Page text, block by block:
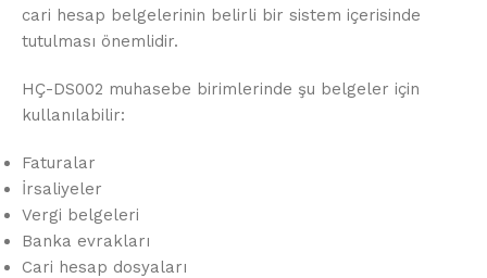
cari hesap belgelerinin belirli bir sistem içerisinde
tutulması önemlidir.
HÇ-DS002 muhasebe birimlerinde şu belgeler için
kullanılabilir:
Faturalar
İrsaliyeler
Vergi belgeleri
Banka evrakları
Cari hesap dosyaları